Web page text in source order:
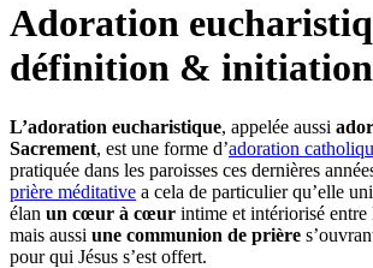
Adoration
définition & initiation
L’adoration eucharistique, appelée aussi
Sacrement, est une forme d’adoration
pratiquée dans les paroisses ces dernières
prière méditative a cela de particulier qu’elle
élan un cœur à cœur intime et intériorisé
mais aussi une communion de prière
pour qui Jésus s’est offert.